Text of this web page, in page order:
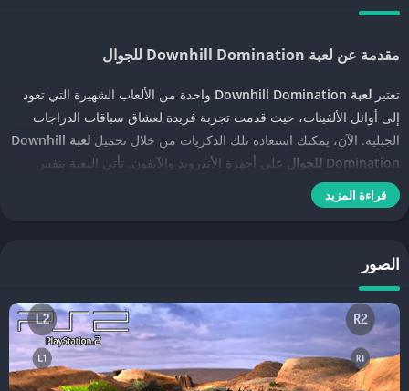
مقدمة عن لعبة Downhill Domination للجوال
تعتبر لعبة Downhill Domination
واحدة من الألعاب الشهيرة التي تعود
إلى أوائل الألفينات، حيث قدمت تجربة فريدة لعشاق سباقات الدراجات
الجبلية. الآن، يمكنك استعادة تلك الذكريات من خلال تحميل
لعبة Downhill
Domination للجوال
على أجهزة الأندرويد والآيفون. تأتي اللعبة بنفس
الحماس والإثارة التي اشتهرت بها، مع تحسينات لجعلها متوافقة مع الأجهزة
الحديثة.
عندتحميل لعبة Downhill Domination للجوال
كافة العناصر التي جعلتها محبوبة لدى اللاعبين. من الرسومات الممتازة إلى
التنوع الكبير في الدراجات والمسارات، ستجد أن كل عنصر في اللعبة
مصمم ليمنحك تجربة لعب واقعية. تتميز اللعبة بتحديات صعبة ومسارات
متنوعة تجعلك تشعر بالإثارة مع كل سباق.
قراءة المزيد
الصور